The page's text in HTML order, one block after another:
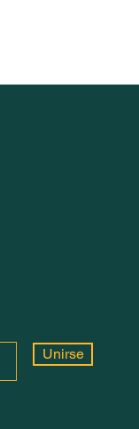
Unirse